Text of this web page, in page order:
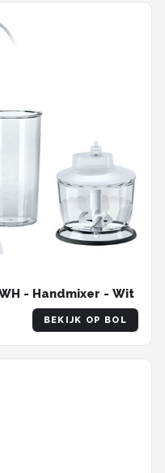
- Handmixer - Wit
BEKIJK OP BOL